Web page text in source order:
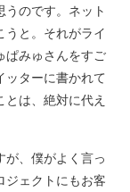
のです。ネット
うと。それがライ
ぱみゅさんをすご
ッターに書かれて
は、絶対に代え
が、僕がよく言っ
ジェクトにもお客